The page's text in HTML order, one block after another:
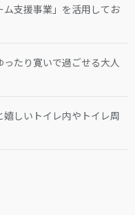
ム支援事業」を活用してお
たり寛いで過ごせる大人
しいトイレ内やトイレ周